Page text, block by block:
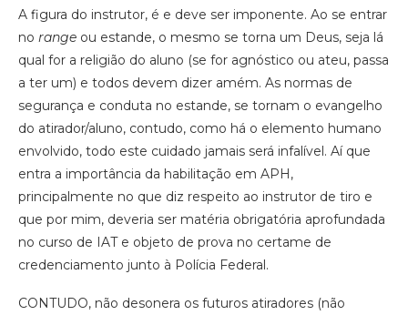
A figura do instrutor, é e deve ser imponente. Ao se entrar
no range ou estande, o mesmo se torna um Deus, seja lá
qual for a religião do aluno (se for agnóstico ou ateu, passa
a ter um) e todos devem dizer amém. As normas de
segurança e conduta no estande, se tornam o evangelho
do atirador/aluno, contudo, como há o elemento humano
envolvido, todo este cuidado jamais será infalível. Aí que
entra a importância da habilitação em APH,
principalmente no que diz respeito ao instrutor de tiro e
que por mim, deveria ser matéria obrigatória aprofundada
no curso de IAT e objeto de prova no certame de
credenciamento junto à Polícia Federal.
CONTUDO, não desonera os futuros atiradores (não